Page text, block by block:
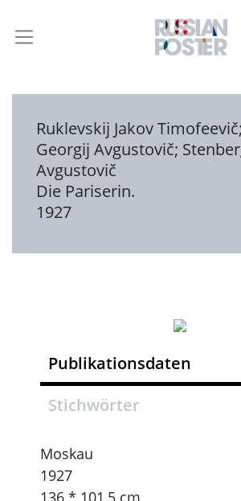
Ruklevskij Jakov Timofeevič;
Georgij Avgustovič;
Avgustovič
Die Pariserin.
1927
Publikationsdaten
Stichwörter
Moskau
1927
136 * 101,5 cm